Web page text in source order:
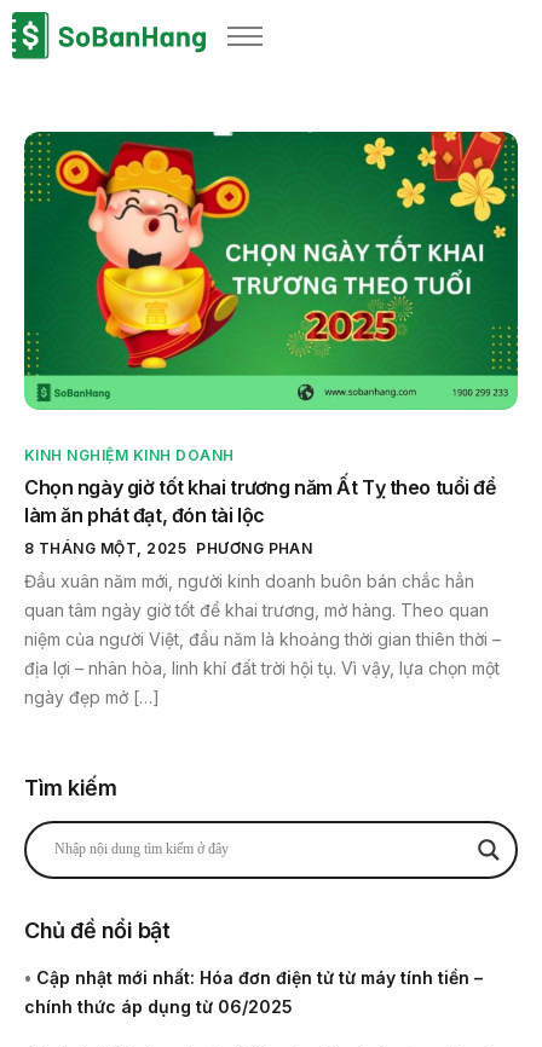
Sản phẩm
Bảng giá
Blog
Thông tin thuế
Về chúng tôi
KINH NGHIỆM KINH DOANH
Chọn ngày giờ tốt khai trương năm Ất Tỵ theo tuổi để
làm ăn phát đạt, đón tài lộc
8 THÁNG MỘT, 2025 PHƯƠNG PHAN
Đầu xuân năm mới, người kinh doanh buôn bán chắc hẳn
quan tâm ngày giờ tốt để khai trương, mở hàng. Theo quan
niệm của người Việt, đầu năm là khoảng thời gian thiên thời –
địa lợi – nhân hòa, linh khí đất trời hội tụ. Vì vậy, lựa chọn một
ngày đẹp mở […]
Tìm kiếm
Chủ đề nổi bật
• Cập nhật mới nhất: Hóa đơn điện tử từ máy tính tiền –
chính thức áp dụng từ 06/2025